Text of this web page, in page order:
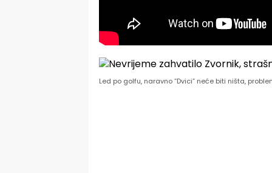
Led po golfu, naravno “Dvici” neće biti ništa,